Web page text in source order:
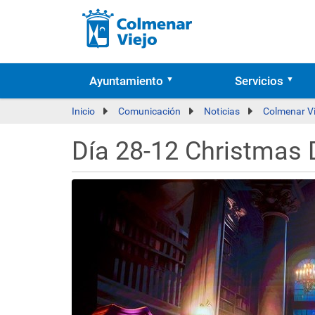
Ayuntamiento Servicios
Inicio Comunicación Noticias Colmenar
Día 28-12 Christmas